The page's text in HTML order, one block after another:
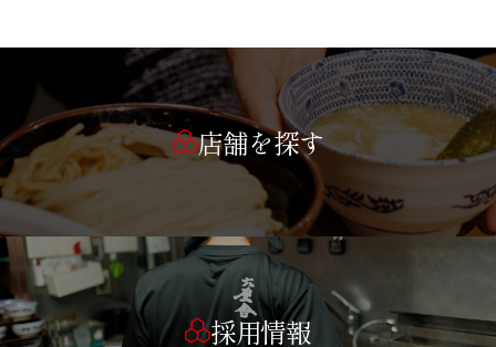
店舗を探す
採用情報